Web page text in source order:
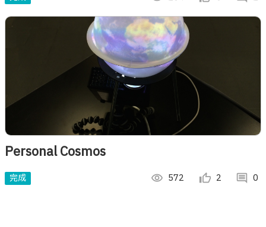
Personal Cosmos
完成 visibility 572 thumb_up_alt 2 comment 0